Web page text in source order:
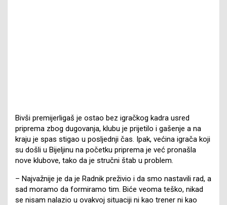
Bivši premijerligaš je ostao bez igračkog kadra usred
priprema zbog dugovanja, klubu je prijetilo i gašenje a na
kraju je spas stigao u posljednji čas. Ipak, većina igrača koji
su došli u Bijeljinu na početku priprema je već pronašla
nove klubove, tako da je stručni štab u problem.
– Najvažnije je da je Radnik preživio i da smo nastavili rad, a
sad moramo da formiramo tim. Biće veoma teško, nikad
se nisam nalazio u ovakvoj situaciji ni kao trener ni kao